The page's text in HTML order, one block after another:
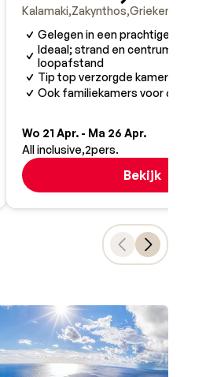
Kalamaki Zakynthos Griekenland
Gelegen in een prachtige tuin
Ideaal; strand en centrum van
loopafstand
Tip top verzorgde kamers
Ook familiekamers voor 6
Wo 21 Apr. - Ma 26 Apr.
All inclusive 2pers.
Bekijk